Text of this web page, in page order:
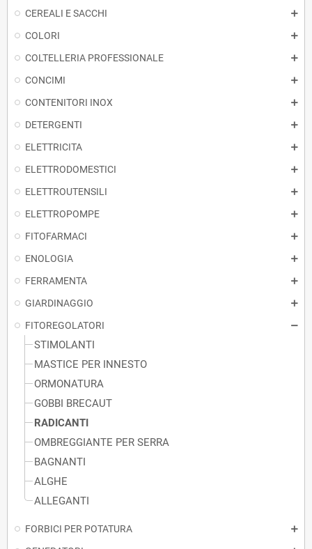
CEREALI E SACCHI
COLORI
COLTELLERIA PROFESSIONALE
CONCIMI
CONTENITORI INOX
DETERGENTI
ELETTRICITA
ELETTRODOMESTICI
ELETTROUTENSILI
ELETTROPOMPE
FITOFARMACI
ENOLOGIA
FERRAMENTA
GIARDINAGGIO
FITOREGOLATORI
STIMOLANTI
MASTICE PER INNESTO
ORMONATURA
GOBBI BRECAUT
RADICANTI
OMBREGGIANTE PER SERRA
BAGNANTI
ALGHE
ALLEGANTI
FORBICI PER POTATURA